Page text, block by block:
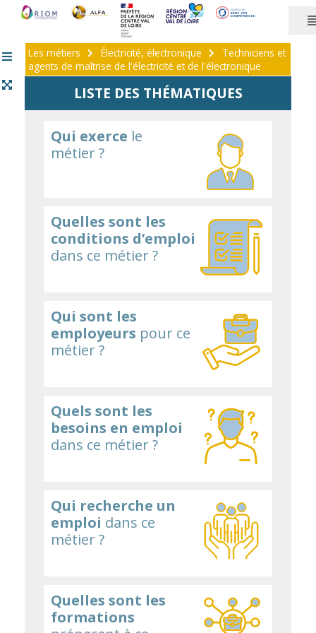
Les métiers Électricité, électronique
Techniciens et
agents de maîtrise de l'électricité et de l'électronique
LISTE DES THÉMATIQUES
Qui exerce le
métier ?
Quelles sont les
conditions d’emploi
dans ce métier ?
Qui sont les
employeurs pour ce
métier ?
Quels sont les
besoins en emploi
dans ce métier ?
Qui recherche un
emploi dans ce
métier ?
Quelles sont les
formations
Panneau de gestion des cookies